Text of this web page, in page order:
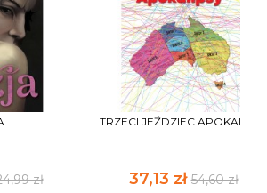
zł
TRZECI JEŹDZIEC APOKALIPSY
37,13 zł54,60 zł